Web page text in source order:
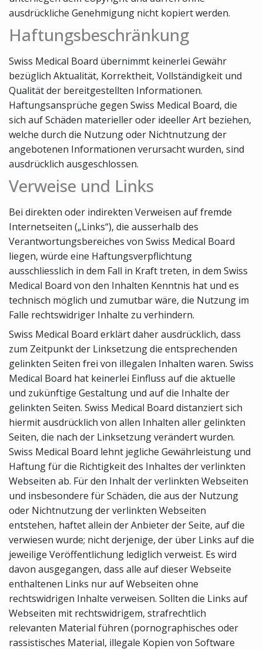
ausdrückliche Genehmigung nicht kopiert werden.
Haftungsbeschränkung
Swiss Medical Board übernimmt keinerlei Gewähr
bezüglich Aktualität, Korrektheit, Vollständigkeit und
Qualität der bereitgestellten Informationen.
Haftungsansprüche gegen Swiss Medical Board, die
sich auf Schäden materieller oder ideeller Art beziehen,
welche durch die Nutzung oder Nichtnutzung der
angebotenen Informationen verursacht wurden, sind
ausdrücklich ausgeschlossen.
Verweise und Links
Bei direkten oder indirekten Verweisen auf fremde
Internetseiten („Links“), die ausserhalb des
Verantwortungsbereiches von Swiss Medical Board
liegen, würde eine Haftungsverpflichtung
ausschliesslich in dem Fall in Kraft treten, in dem Swiss
Medical Board von den Inhalten Kenntnis hat und es
technisch möglich und zumutbar wäre, die Nutzung im
Falle rechtswidriger Inhalte zu verhindern.
Swiss Medical Board erklärt daher ausdrücklich, dass
zum Zeitpunkt der Linksetzung die entsprechenden
gelinkten Seiten frei von illegalen Inhalten waren. Swiss
Medical Board hat keinerlei Einfluss auf die aktuelle
und zukünftige Gestaltung und auf die Inhalte der
gelinkten Seiten. Swiss Medical Board distanziert sich
hiermit ausdrücklich von allen Inhalten aller gelinkten
Seiten, die nach der Linksetzung verändert wurden.
Swiss Medical Board lehnt jegliche Gewährleistung und
Haftung für die Richtigkeit des Inhaltes der verlinkten
Webseiten ab. Für den Inhalt der verlinkten Webseiten
und insbesondere für Schäden, die aus der Nutzung
oder Nichtnutzung der verlinkten Webseiten
entstehen, haftet allein der Anbieter der Seite, auf die
verwiesen wurde; nicht derjenige, der über Links auf die
jeweilige Veröffentlichung lediglich verweist. Es wird
davon ausgegangen, dass alle auf dieser Webseite
enthaltenen Links nur auf Webseiten ohne
rechtswidrigen Inhalte verweisen. Sollten die Links auf
Webseiten mit rechtswidrigem, strafrechtlich
relevanten Material führen (pornographisches oder
rassistisches Material, illegale Kopien von Software